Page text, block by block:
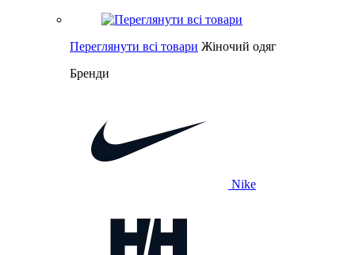
Переглянути всі товари Жіночий одяг
Бренди
Nike